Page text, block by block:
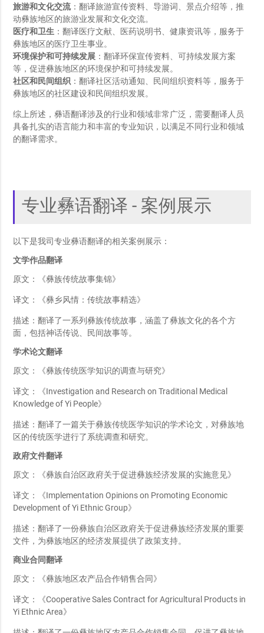
旅游和文化交流：翻译旅游宣传资料、导游词、景点介绍等，推
动彝族地区的旅游业发展和文化交流。
医疗和卫生 ：翻译医疗文献、医药说明书、健康资讯等，服务于
彝族地区的医疗卫生事业。
环境保护和可持续发展 ：翻译环保宣传资料、可持续发展方案
等，促进彝族地区的环境保护和可持续发展。
社区和民间组织 ：翻译社区活动通知、民间组织资料等，服务于
彝族地区的社区建设和民间组织发展。
综上所述，彝语翻译涉及的行业和领域非常广泛，需要翻译人员
具备扎实的语言能力和丰富的专业知识，以满足不同行业和领域
的翻译需求。
专业彝语翻译 - 案例展示
以下是我司专业彝语翻译的相关案例展示：
文学作品翻译
原文：《彝族传统故事集锦》
译文：《彝乡风情：传统故事精选》
描述：翻译了一系列彝族传统故事，涵盖了彝族文化的各个方
面，包括神话传说、民间故事等。
学术论文翻译
原文：《彝族传统医学知识的调查与研究》
译文：《Investigation and Research on Traditional Medical
Knowledge of Yi People》
描述：翻译了一篇关于彝族传统医学知识的学术论文，对彝族地
区的传统医学进行了系统调查和研究。
政府文件翻译
原文：《彝族自治区政府关于促进彝族经济发展的实施意见》
译文：《Implementation Opinions on Promoting Economic
Development of Yi Ethnic Group》
描述：翻译了一份彝族自治区政府关于促进彝族经济发展的重要
文件，为彝族地区的经济发展提供了政策支持。
商业合同翻译
原文：《彝族地区农产品合作销售合同》
译文：《Cooperative Sales Contract for Agricultural Products in
Yi Ethnic Area》